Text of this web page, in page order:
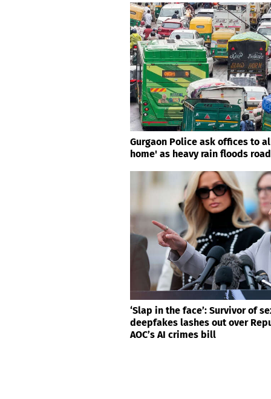
Gurgaon Police ask offices to
home' as heavy rain floods
‘Slap in the face’: Survivor of
deepfakes lashes out over
AOC’s AI crimes bill